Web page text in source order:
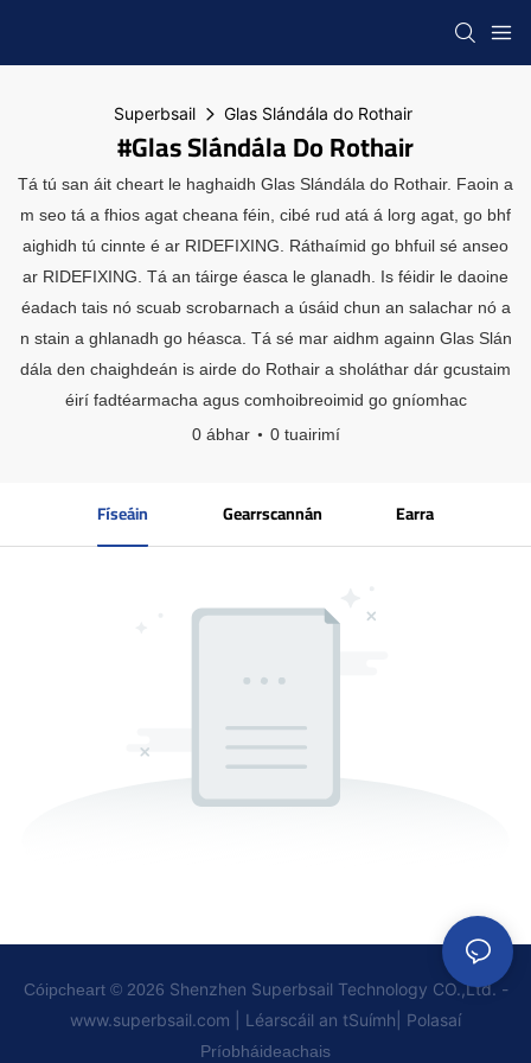
Superbsail Glas Slándála do Rothair
#Glas Slándála Do Rothair
Tá tú san áit cheart le haghaidh Glas Slándála do Rothair. Faoin a
m seo tá a fhios agat cheana féin, cibé rud atá á lorg agat, go bhf
aighidh tú cinnte é ar RIDEFIXING. Ráthaímid go bhfuil sé anseo
ar RIDEFIXING. Tá an táirge éasca le glanadh. Is féidir le daoine
éadach tais nó scuab scrobarnach a úsáid chun an salachar nó a
n stain a ghlanadh go héasca. Tá sé mar aidhm againn Glas Slán
dála den chaighdeán is airde do Rothair a sholáthar dár gcustaim
éirí fadtéarmacha agus comhoibreoimid go gníomhac
0 ábhar
0 tuairimí
Físeáin Gearrscannán Earra
Cóipcheart © 2026 Shenzhen Superbsail Technology CO.,Ltd. -
www.superbsail.com
Léarscáil an tSuímh Polasaí
Príobháideachais